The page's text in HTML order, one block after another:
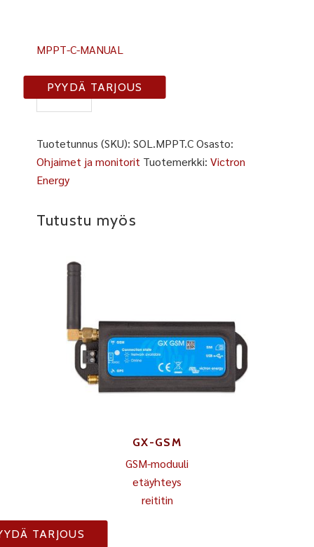
MPPT-C-MANUAL
MPPT-
C
PYYDÄ TARJOUS
Tuotetunnus (SKU):SOL.MPPT.C Osasto:
Ohjaimet ja monitorit Tuotemerkki:Victron
Energy
Tutustu myös
GX-GSM
GSM-moduuli
etäyhteys
reititin
TARJOUS